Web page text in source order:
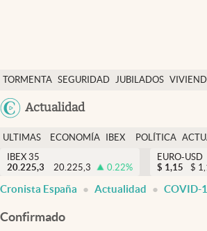
TORMENTA SEGURIDAD JUBILADOS
Actualidad
Economía y finanzas
Política
Actualidad
Criptomonedas
España
ULTIMAS
NOTICIAS
ECONOMÍA
FINANZAS
IBEX
EURO
POLÍTICA
IBEX 35
20.225,3
20.225,3 0.22%
EURO-USD
$ 1,15 $
Cronista España Actualidad COVID-
Confirmado